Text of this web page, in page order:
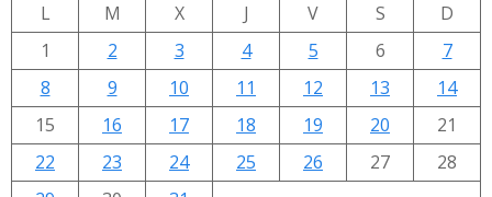
L
M X J V S
D
1
2 3 4 5 6
7
8
9 10 11 12 13
14
15
16 17 18 19 20
21
22
23 24 25 26 27
28